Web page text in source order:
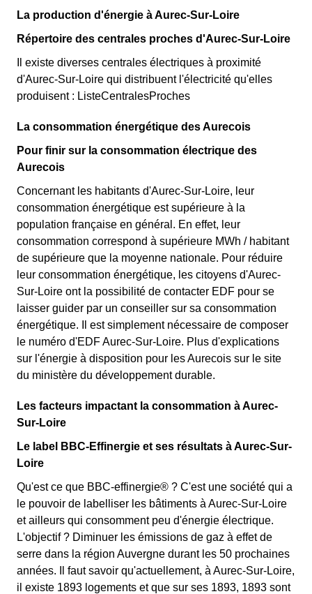
La production d'énergie à Aurec-Sur-Loire
Répertoire des centrales proches d'Aurec-Sur-Loire
Il existe diverses centrales électriques à proximité
d'Aurec-Sur-Loire qui distribuent l'électricité qu'elles
produisent : ListeCentralesProches
La consommation énergétique des Aurecois
Pour finir sur la consommation électrique des
Aurecois
Concernant les habitants d'Aurec-Sur-Loire, leur
consommation énergétique est supérieure à la
population française en général. En effet, leur
consommation correspond à supérieure MWh / habitant
de supérieure que la moyenne nationale. Pour réduire
leur consommation énergétique, les citoyens d'Aurec-
Sur-Loire ont la possibilité de contacter EDF pour se
laisser guider par un conseiller sur sa consommation
énergétique. Il est simplement nécessaire de composer
le numéro d'EDF Aurec-Sur-Loire. Plus d'explications
sur l'énergie à disposition pour les Aurecois sur le site
du ministère du développement durable.
Les facteurs impactant la consommation à Aurec-
Sur-Loire
Le label BBC-Effinergie et ses résultats à Aurec-Sur-
Loire
Qu'est ce que BBC-effinergie® ? C'est une société qui a
le pouvoir de labelliser les bâtiments à Aurec-Sur-Loire
et ailleurs qui consomment peu d'énergie électrique.
L'objectif ? Diminuer les émissions de gaz à effet de
serre dans la région Auvergne durant les 50 prochaines
années. Il faut savoir qu'actuellement, à Aurec-Sur-Loire,
il existe 1893 logements et que sur ses 1893, 1893 sont